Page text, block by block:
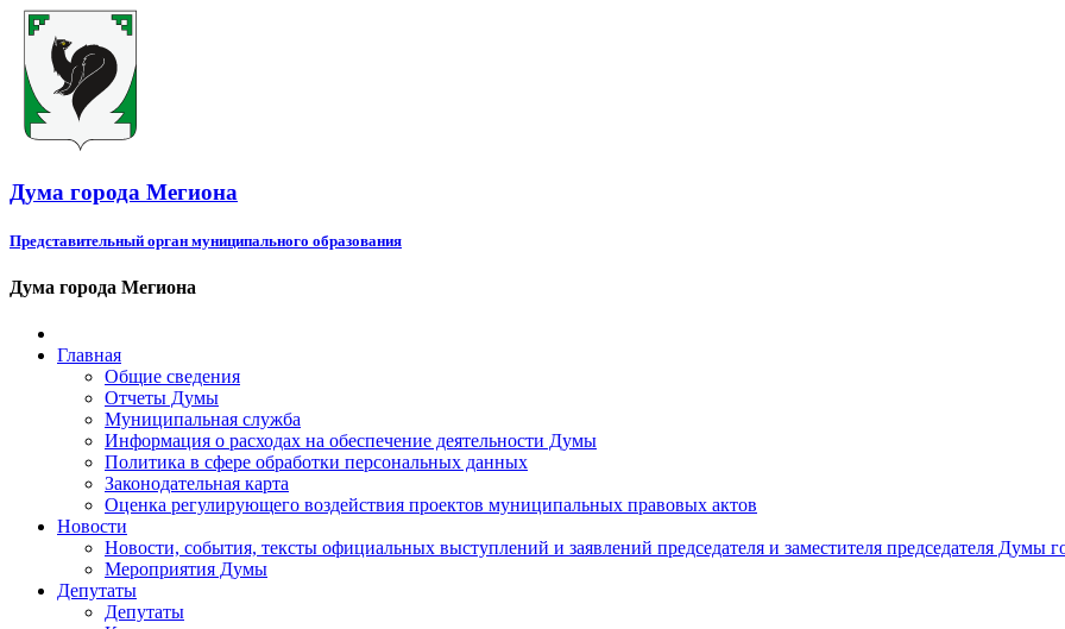
Дума города Мегиона
Представительный орган муниципального образования
Дума города Мегиона
Главная
Общие сведения
Отчеты Думы
Муниципальная служба
Информация о расходах на обеспечение деятельности Думы
Политика в сфере обработки персональных данных
Законодательная карта
Оценка регулирующего воздействия проектов муниципальных правовых актов
Новости
Новости, события, тексты официальных выступлений и заявлений председателя и заместителя председателя Думы
Мероприятия Думы
Депутаты
Депутаты